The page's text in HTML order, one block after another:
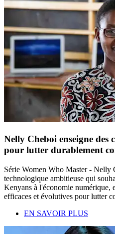
Nelly Cheboi enseigne des
pour lutter durablement
Série Women Who Master - Nelly
technologique ambitieuse qui
Kenyans à l'économie numérique,
efficaces et évolutives pour lutter
EN SAVOIR PLUS